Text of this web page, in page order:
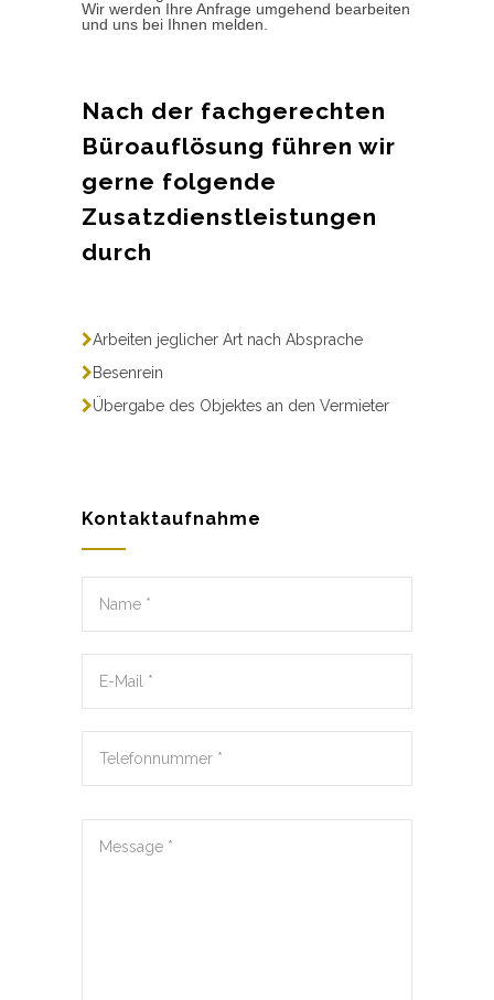
Wir werden Ihre Anfrage umgehend bearbeiten
und uns bei Ihnen melden.
Nach der fachgerechten
Büroauflösung führen wir
gerne folgende
Zusatzdienstleistungen
durch
Arbeiten jeglicher Art nach Absprache
Besenrein
Übergabe des Objektes an den Vermieter
Kontaktaufnahme